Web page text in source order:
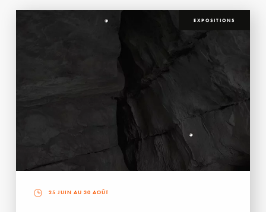
EXPOSITIONS
25 JUIN AU 30 AOÛT